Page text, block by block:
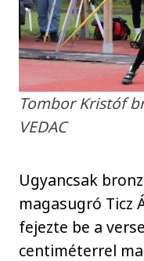
Tombor Kristóf
VEDAC
Ugyancsak
magasugró Ticz
fejezte be a
centiméterrel